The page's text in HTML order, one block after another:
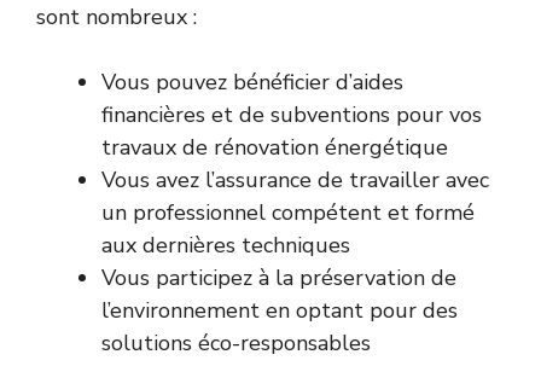
sont nombreux :
Vous pouvez bénéficier d’aides
financières et de subventions pour vos
travaux de rénovation énergétique
Vous avez l’assurance de travailler avec
un professionnel compétent et formé
aux dernières techniques
Vous participez à la préservation de
l’environnement en optant pour des
solutions éco-responsables